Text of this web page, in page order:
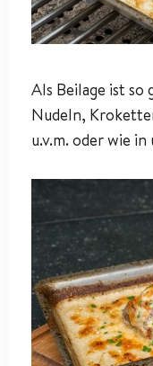
Als Beilage ist so
Nudeln,
u.v.m. oder wie